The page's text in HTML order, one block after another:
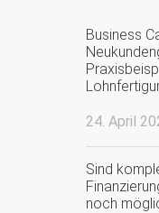
Business
24. April
Sind
noch